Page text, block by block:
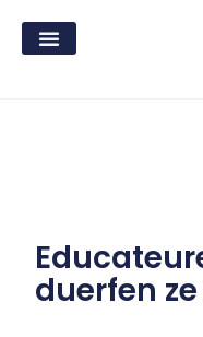
duerfen